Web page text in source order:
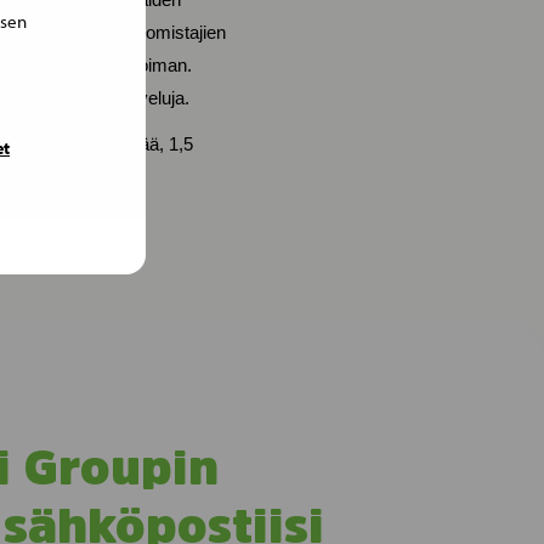
ja niiden omistajien
valikoiman.
eläinlääkäripalveluja.
1 587 työntekijää, 1,5
Groupin